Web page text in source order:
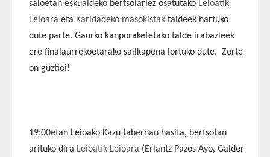
saioetan eskualdeko bertsolariez osatutako Leioatik
Leioara eta Karidadeko masokistak taldeek hartuko
dute parte. Gaurko kanporaketetako talde irabazleek
ere finalaurrekoetarako sailkapena lortuko dute. Zorte
on guztioi!
19:00etan Leioako Kazu tabernan hasita, bertsotan
arituko dira Leioatik Leioara (Erlantz Pazos Ayo, Galder